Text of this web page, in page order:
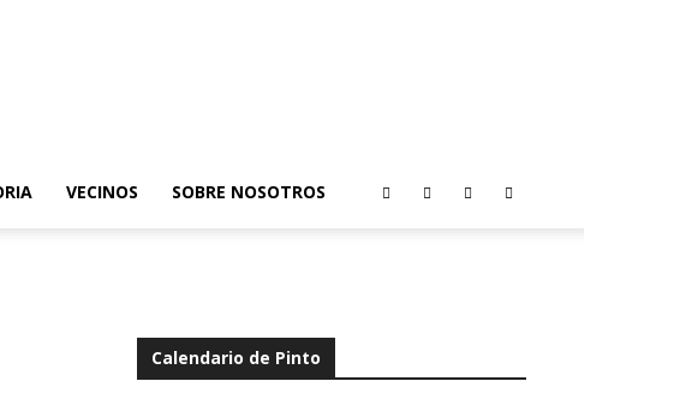
VECINOS SOBRE NOSOTROS
Calendario de Pinto